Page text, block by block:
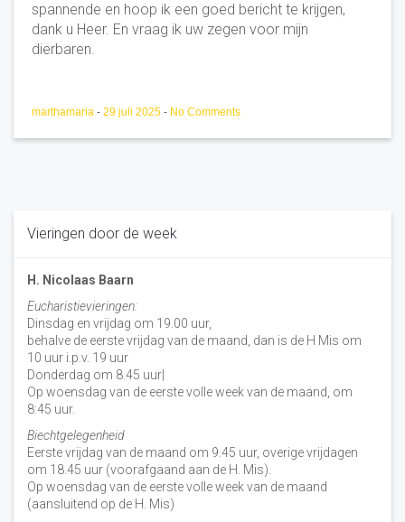
spannende en hoop ik een goed bericht te krijgen,
dank u Heer. En vraag ik uw zegen voor mijn
dierbaren.
marthamaria - 29 juli 2025 - No Comments
Vieringen door de week
H. Nicolaas Baarn
Eucharistievieringen:
Dinsdag en vrijdag om 19.00 uur,
behalve de eerste vrijdag van de maand, dan is de H Mis om
10 uur i.p.v. 19 uur
Donderdag om 8.45 uur|
Op woensdag van de eerste volle week van de maand, om
8:45 uur.
Biechtgelegenheid
Eerste vrijdag van de maand om 9.45 uur, overige vrijdagen
om 18.45 uur (voorafgaand aan de H. Mis).
Op woensdag van de eerste volle week van de maand
(aansluitend op de H. Mis)